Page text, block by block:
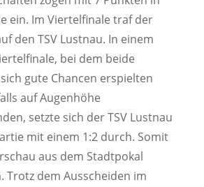
ein. Im Viertelfinale traf der
den TSV Lustnau. In einem
bei dem beide
gute Chancen erspielten
auf Augenhöhe
setzte sich der TSV Lustnau
mit einem 1:2 durch. Somit
aus dem Stadtpokal
Trotz dem Ausscheiden im